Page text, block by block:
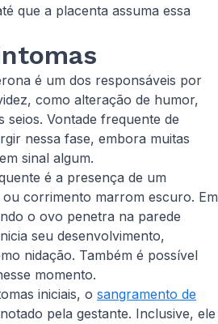
que a placenta assuma essa
é um dos responsáveis por
como alteração de humor,
seios. Vontade frequente de
nessa fase, embora muitas
sinal algum.
é a presença de um
corrimento marrom escuro. Em
o ovo penetra na parede
seu desenvolvimento,
nidação. Também é possível
momento.
iniciais, o sangramento de
pela gestante. Inclusive, ele